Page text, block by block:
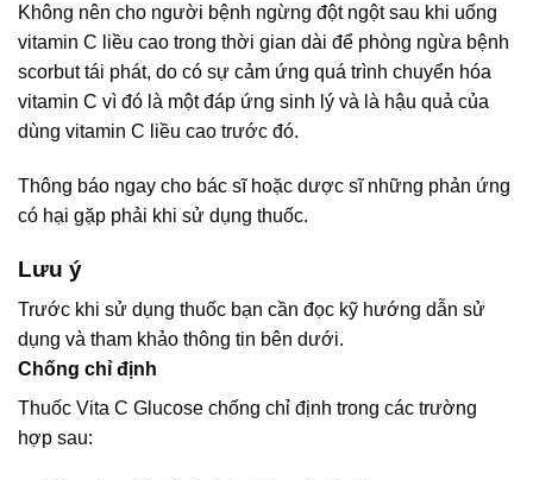
Không nên cho người bệnh ngừng đột ngột sau khi uống
vitamin C liều cao trong thời gian dài để phòng ngừa bệnh
scorbut tái phát, do có sự cảm ứng quá trình chuyển hóa
vitamin C vì đó là một đáp ứng sinh lý và là hậu quả của
dùng vitamin C liều cao trước đó.
Thông báo ngay cho bác sĩ hoặc dược sĩ những phản ứng
có hại gặp phải khi sử dụng thuốc.
Lưu ý
Trước khi sử dụng thuốc bạn cần đọc kỹ hướng dẫn sử
dụng và tham khảo thông tin bên dưới.
Chống chỉ định
Thuốc Vita C Glucose chống chỉ định trong các trường
hợp sau: